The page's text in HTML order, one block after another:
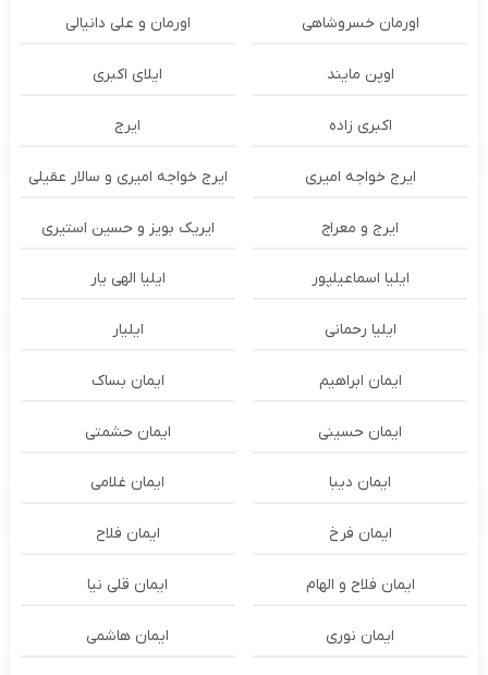
اورمان خسروشاهی اورمان و علی دانیالی
اوپن مایند ايلاى اكبرى
اکبری زاده ایرج
ایرج خواجه امیری ایرج خواجه امیری و سالار عقیلی
ایرج و معراج ایریک بویز و حسین استیری
ایلیا اسماعیلپور ایلیا الهی یار
ایلیا رحمانی ایلیار
ایمان ابراهیم ایمان بساک
ایمان حسینی ایمان حشمتی
ایمان دیبا ایمان غلامی
ایمان فرخ ایمان فلاح
ایمان فلاح و الهام ایمان قلی نیا
ایمان نوری ایمان هاشمی